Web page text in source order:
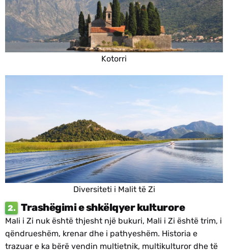
Kotorri
Diversiteti i Malit të Zi
2. Trashëgimi e shkëlqyer kulturore
Mali i Zi nuk është thjesht një bukuri, Mali i Zi është trim, i
qëndrueshëm, krenar dhe i pathyeshëm. Historia e
trazuar e ka bërë vendin multietnik, multikulturor dhe të